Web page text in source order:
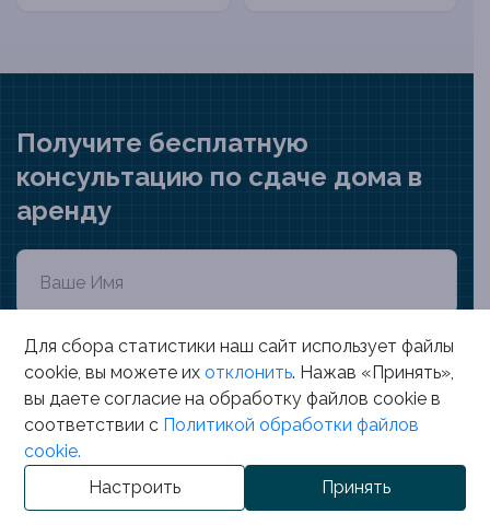
Получите бесплатную
консультацию по сдаче дома в
аренду
🇧🇾+375 ▼
Отправить заявку
Для сбора статистики наш сайт использует файлы
cookie, вы можете их отклонить. Нажав «Принять»,
вы даете согласие на обработку файлов cookie в
соответствии с Политикой обработки файлов
cookie.
Настроить
Принять